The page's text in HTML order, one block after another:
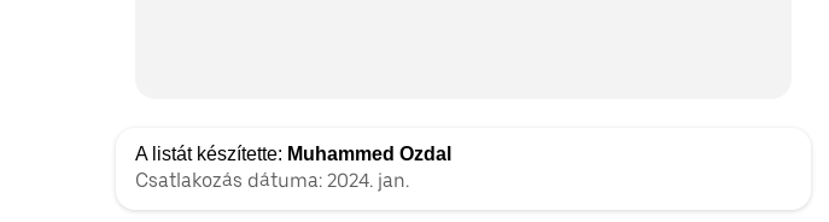
A listát készítette: Muhammed Ozdal
Csatlakozás dátuma: 2024. jan.